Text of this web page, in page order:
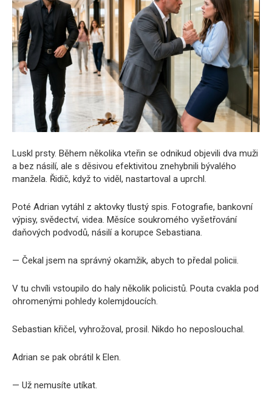
Luskl prsty. Během několika vteřin se odnikud objevili dva muži
a bez násilí, ale s děsivou efektivitou znehybnili bývalého
manžela. Řidič, když to viděl, nastartoval a uprchl.
Poté Adrian vytáhl z aktovky tlustý spis. Fotografie, bankovní
výpisy, svědectví, videa. Měsíce soukromého vyšetřování
daňových podvodů, násilí a korupce Sebastiana.
— Čekal jsem na správný okamžik, abych to předal policii.
V tu chvíli vstoupilo do haly několik policistů. Pouta cvakla pod
ohromenými pohledy kolemjdoucích.
Sebastian křičel, vyhrožoval, prosil. Nikdo ho neposlouchal.
Adrian se pak obrátil k Elen.
— Už nemusíte utíkat.